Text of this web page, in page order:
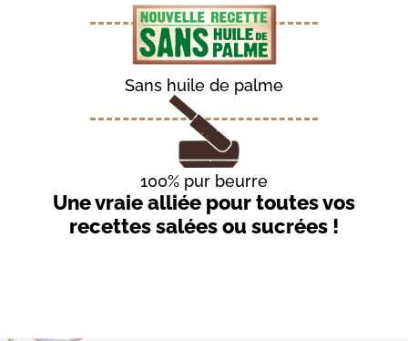
Sans huile de palme
100% pur beurre
Introduction
Une vraie alliée pour toutes vos
recettes salées ou sucrées !